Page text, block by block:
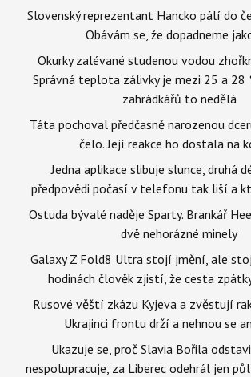
Slovenský reprezentant Hancko pálí do
Obávám se, že dopadneme
Okurky zalévané studenou vodou
Správná teplota zálivky je mezi 25 a 28
zahrádkářů to nedělá
Táta pochoval předčasně narozenou
čelo. Její reakce ho dostala na
Jedna aplikace slibuje slunce, druhá
předpovědi počasí v telefonu tak liší a
Ostuda bývalé naděje Sparty. Brankář
dvě nehorázné minely
Galaxy Z Fold8 Ultra stojí jmění, ale
hodinách člověk zjistí, že cesta
Rusové věští zkázu Kyjeva a zvěstují
Ukrajinci frontu drží a nehnou se
Ukazuje se, proč Slavia Bořila
nespolupracuje, za Liberec odehrál jen